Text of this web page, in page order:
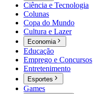
Ciência e Tecnologia
Colunas
Copa do Mundo
Cultura e Lazer
Economia
Educação
Emprego e Concursos
Entretenimento
Esportes
Games